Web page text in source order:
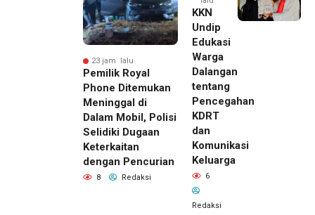
23 jam lalu
Pemilik Royal
Phone Ditemukan
Meninggal di
Dalam Mobil, Polisi
Selidiki Dugaan
Keterkaitan
dengan Pencurian
8 Redaksi
KKN
Undip
Edukasi
Warga
Dalangan
tentang
Pencegahan
KDRT
dan
Komunikasi
Keluarga
6
Redaksi